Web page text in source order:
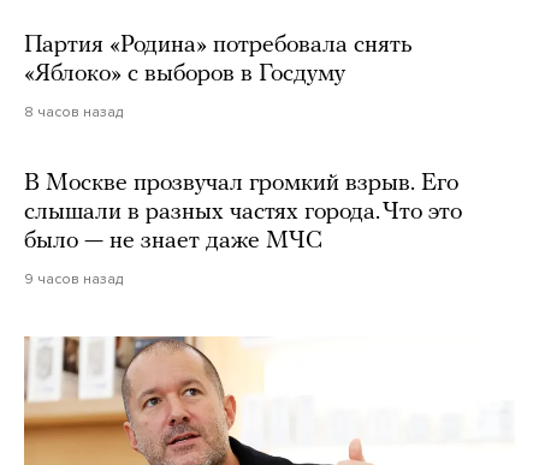
Партия «Родина» потребовала снять
«Яблоко» с выборов в Госдуму
8 часов назад
В Москве прозвучал громкий взрыв. Его
слышали в разных частях города. Что это
было — не знает даже МЧС
9 часов назад